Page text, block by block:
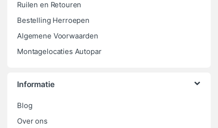
Ruilen en Retouren
Bestelling Herroepen
Algemene Voorwaarden
Montagelocaties Autopar
Informatie
Blog
Over ons